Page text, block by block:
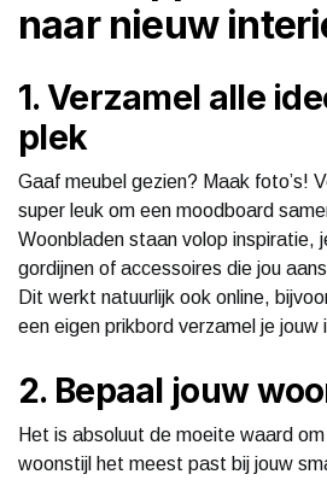
naar nieuw
1. Verzamel alle
plek
Gaaf meubel gezien? Maak foto’s!
super leuk om een moodboard
Woonbladen staan volop inspiratie,
gordijnen of accessoires die jou
Dit werkt natuurlijk ook online,
een eigen prikbord verzamel je jouw
2. Bepaal jouw
Het is absoluut de moeite waard
woonstijl het meest past bij jouw